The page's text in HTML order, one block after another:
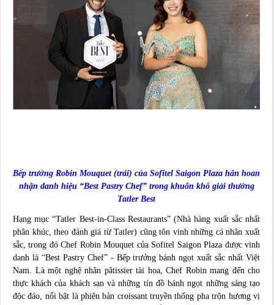
Bếp trưởng Robin Mouquet (trái) của Sofitel Saigon Plaza hân hoan
nhận danh hiệu “Best Pastry Chef” trong khuôn khổ giải thưởng
Tatler Best
Hạng mục “Tatler Best-in-Class Restaurants” (Nhà hàng xuất sắc nhất
phân khúc, theo đánh giá từ Tatler) cũng tôn vinh những cá nhân xuất
sắc, trong đó Chef Robin Mouquet của Sofitel Saigon Plaza được vinh
danh là “Best Pastry Chef” - Bếp trưởng bánh ngọt xuất sắc nhất Việt
Nam. Là một nghệ nhân pâtissier tài hoa, Chef Robin mang đến cho
thực khách của khách sạn và những tín đồ bánh ngọt những sáng tạo
độc đáo, nổi bật là phiên bản croissant truyền thống pha trộn hương vị